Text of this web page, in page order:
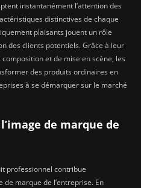
instantanément l’attention des
distinctives de chaque
plaisants jouent un rôle
des clients potentiels. Grâce à leur
et de mise en scène, les
des produits ordinaires en
à se démarquer sur le marché
de marque de
professionnel contribue
marque de l’entreprise. En